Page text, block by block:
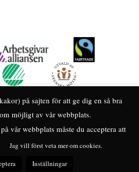
på sajten för att ge dig en så bra
möjligt av vår webbplats.
vår webbplats måste du acceptera att
Jag vill först veta mer om cookies.
Inställningar